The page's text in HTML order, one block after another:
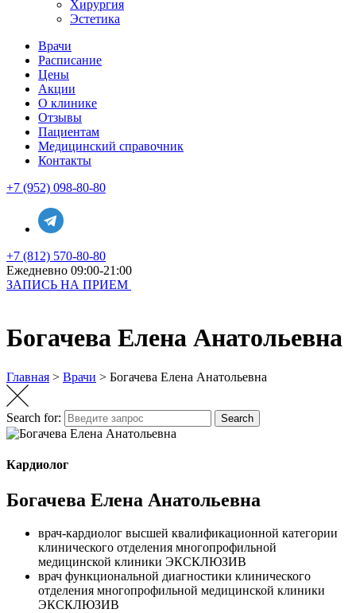
Хирургия
Эстетика
Врачи
Расписание
Цены
Акции
О клинике
Отзывы
Пациентам
Медицинский справочник
Контакты
+7 (952) 098-80-80
+7 (812) 570-80-80
Ежедневно 09:00-21:00
ЗАПИСЬ НА ПРИЕМ
Богачева Елена Анатольевна
Главная > Врачи > Богачева Елена Анатольевна
Search for: Search
Кардиолог
Богачева Елена Анатольевна
врач-кардиолог высшей квалификационной категории
клинического отделения многопрофильной
медицинской клиники ЭКСКЛЮЗИВ
врач функциональной диагностики клинического
отделения многопрофильной медицинской клиники
ЭКСКЛЮЗИВ